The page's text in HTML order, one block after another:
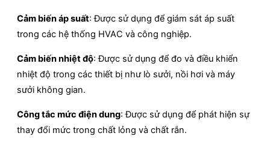
Cảm biến áp suất: Được sử dụng để giám sát áp suất
trong các hệ thống HVAC và công nghiệp.
Cảm biến nhiệt độ: Được sử dụng để đo và điều khiển
nhiệt độ trong các thiết bị như lò sưởi, nồi hơi và máy
sưởi không gian.
Công tắc mức điện dung: Được sử dụng để phát hiện sự
thay đổi mức trong chất lỏng và chất rắn.